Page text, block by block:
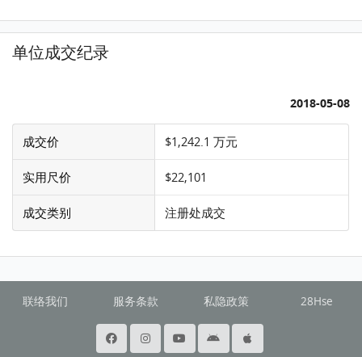
单位成交纪录
2018-05-08
成交价 $1,242.1 万元
实用尺价 $22,101
成交类别 注册处成交
联络我们 服务条款 私隐政策 28Hse